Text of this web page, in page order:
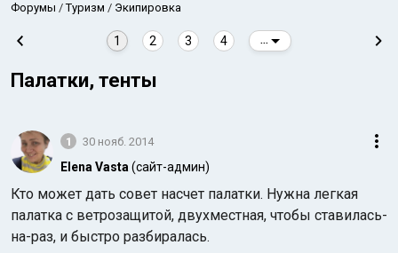
Аравийское море
Форумы Туризм Экипировка
1 2 3 4
Палатки, тенты
1 30 нояб. 2014
Elena Vasta (сайт-админ)
Кто может дать совет насчет палатки. Нужна легкая
палатка с ветрозащитой, двухместная, чтобы ставилась-
на-раз, и быстро разбиралась.